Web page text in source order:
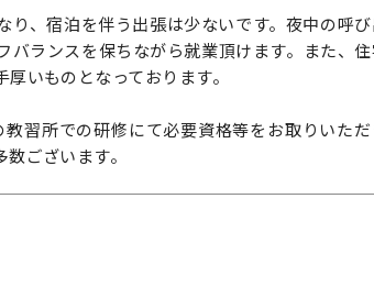
り、宿泊を伴う出張は少ないです。夜中の呼
バランスを保ちながら就業頂けます。また、
いものとなっております。
習所での研修にて必要資格等をお取りいただ
ございます。